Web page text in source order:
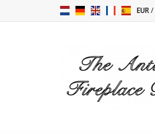
EUR/